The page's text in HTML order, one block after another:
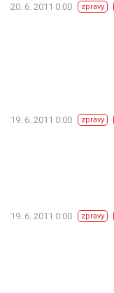
20. 6. 2011 0:00 zpravy
19. 6. 2011 0:00 zpravy
19. 6. 2011 0:00 zpravy